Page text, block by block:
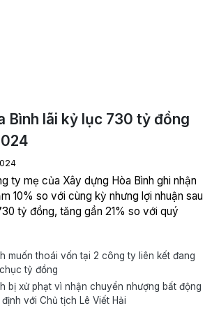
Bình lãi kỷ lục 730 tỷ đồng
ty mẹ của Xây dựng Hòa Bình ghi nhận
10% so với cùng kỳ nhưng lợi nhuận sau
tỷ đồng, tăng gần 21% so với quý
muốn thoái vốn tại 2 công ty liên kết đang
tỷ đồng
bị xử phạt vì nhận chuyển nhượng bất động
với Chủ tịch Lê Viết Hải